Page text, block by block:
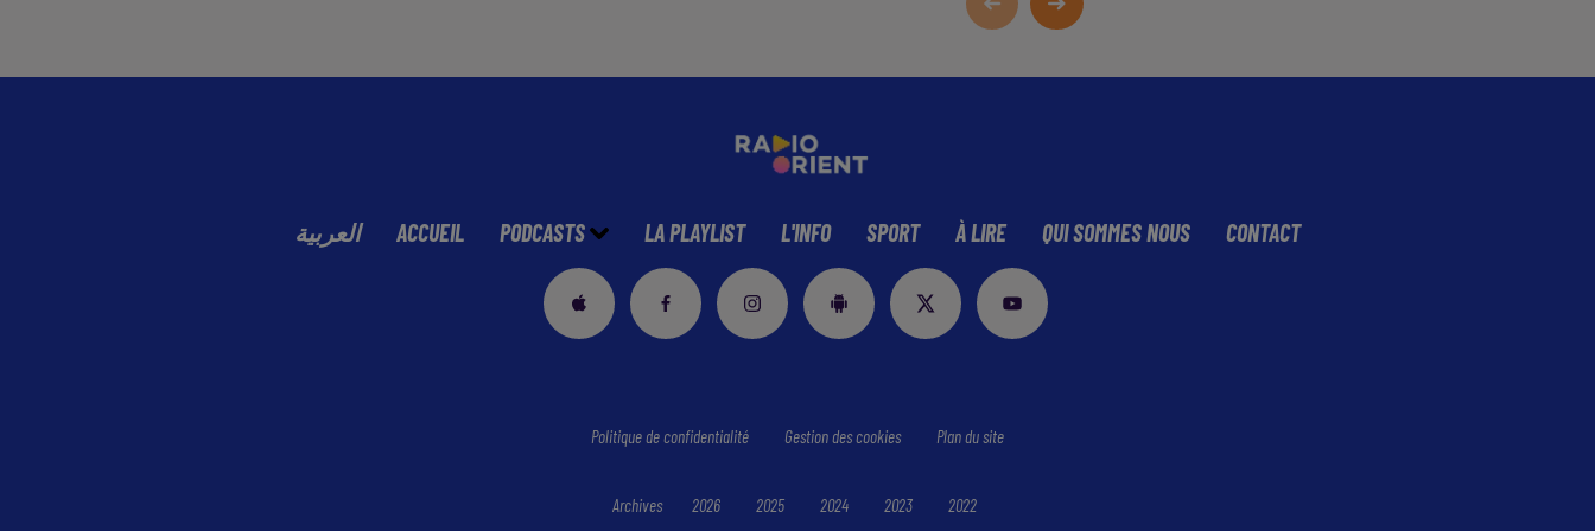
العربية ACCUEIL PODCASTS LA PLAYLIST L'INFO SPORT À LIRE QUI SOMMES NOUS CONTACT
Politique de confidentialité Gestion des cookies Plan du site
Archives 2026 2025 2024 2023 2022